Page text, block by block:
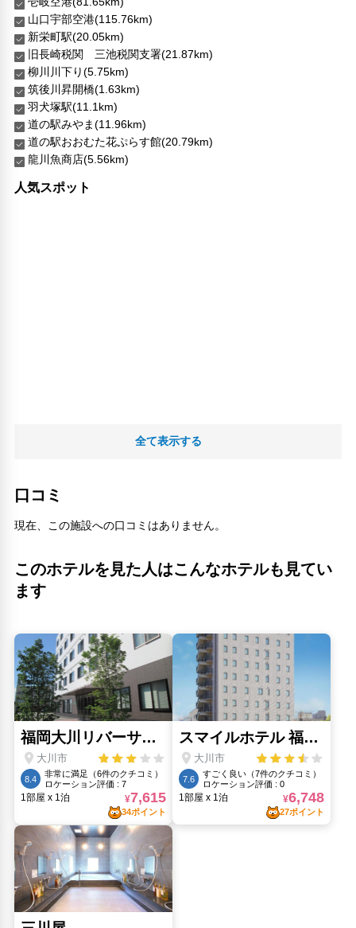
山口宇部空港(115.76km)
新栄町駅(20.05km)
旧長崎税関 三池税関支署(21.87km)
柳川川下り(5.75km)
筑後川昇開橋(1.63km)
羽犬塚駅(11.1km)
道の駅みやま(11.96km)
道の駅おおむた花ぷらす館(20.79km)
龍川魚商店(5.56km)
人気スポット
全て表示する
口コミ
現在、この施設への口コミはありません。
このホテルを見た人はこんなホテルも見てい
ます